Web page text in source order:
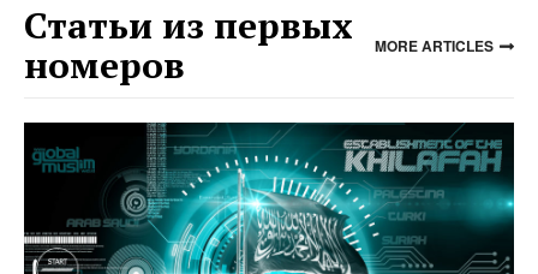
Статьи из первых
номеров
MORE ARTICLES